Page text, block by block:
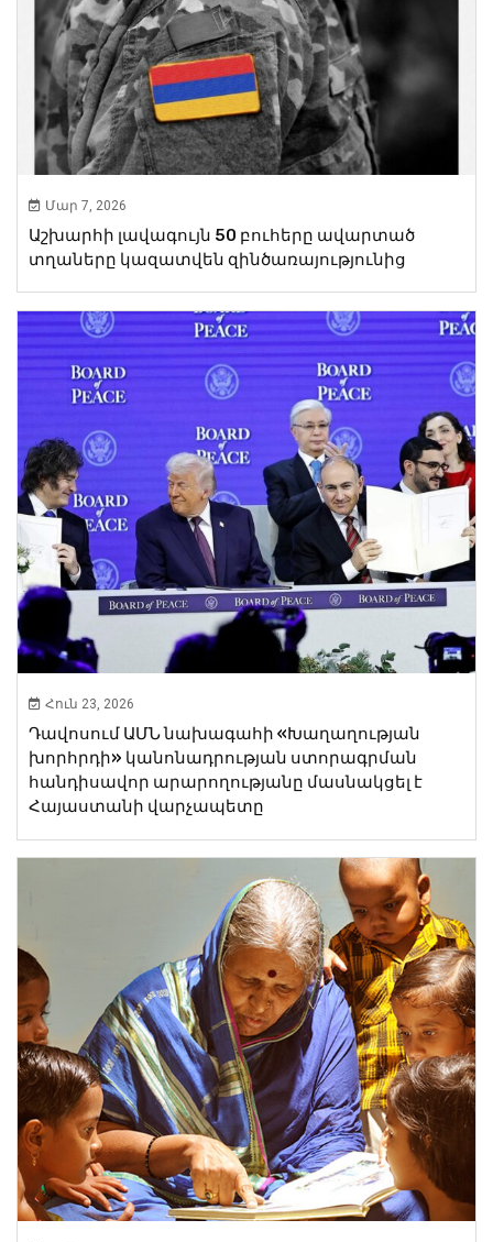
Մար 7, 2026
Աշխարհի լավագույն 50 բուհերը ավարտած
տղաները կազատվեն զինծառայությունից
Հուն 23, 2026
Դավոսում ԱՄՆ նախագահի «Խաղաղության
խորհրդի» կանոնադրության ստորագրման
հանդիսավոր արարողությանը մասնակցել է
Հայաստանի վարչապետը